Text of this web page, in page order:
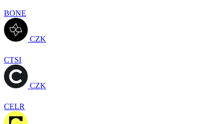
BONE
CZK
CTSI
CZK
CELR